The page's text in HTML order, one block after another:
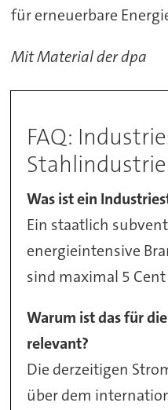
für erneuerbare
Mit Material der dpa
FAQ:
Stahlindustrie
Was ist ein
Ein staatlich
energieintensive
sind maximal 5
Warum ist das für
relevant?
Die derzeitigen
über dem